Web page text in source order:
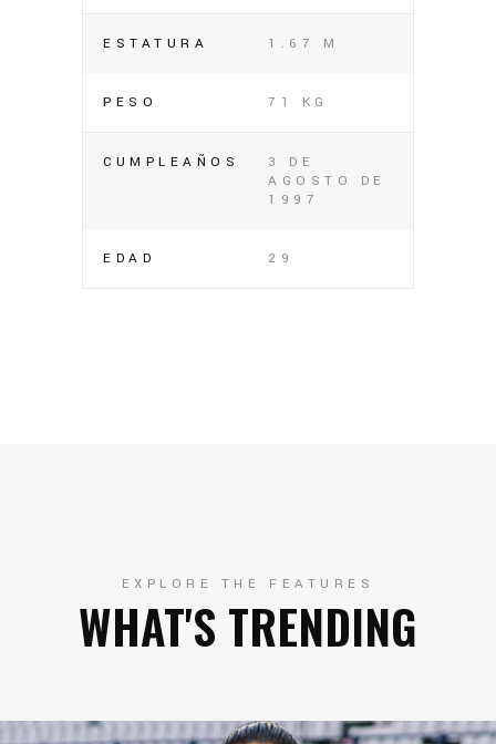
ESTATURA 1.67 M
PESO 71 KG
CUMPLEAÑOS
3 DE
AGOSTO DE
1997
EDAD 29
EXPLORE THE FEATURES
WHAT'S TRENDING